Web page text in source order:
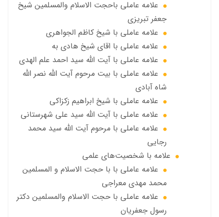
علامه عاملي باحجت الاسلام والمسلمين شیخ
جعفر تبریزی
علامه عاملی با شيخ كاظم الجواهري
علامه عاملي با اقای شیخ هادی به
علامه عاملي با آیت الله سید احمد علم الهدی
علامه عاملي با بيت مرحوم آيت الله نصر الله
شاه آبادی
علامه عاملي با شیخ ابراهیم زکزاکی
علامه عاملي با آيت الله سید علی شهرستانی
علامه عاملي با مرحوم آیت الله سید محمد
رجایی
علامه با شخصیت‌های علمی
علامه عاملي با با حجت الاسلام و المسلمین
محمد مهدی معراجی
علامه عاملي با حجت الاسلام والمسلمين دکتر
رسول جعفریان